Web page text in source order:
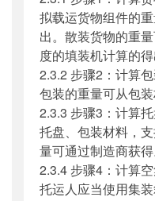
拟载运货物组件的
出。散装货物的重
度的填装机计算的
2.3.2 步骤2：计算
包装的重量可从包装
2.3.3 步骤3：计算
托盘、包装材料，
量可通过制造商获得
2.3.4 步骤4：计算
托运人应当使用集装